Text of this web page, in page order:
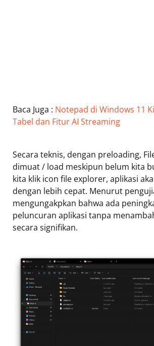
Baca Juga : Notepad di Windows 11
Tabel dan Fitur AI Streaming
Secara teknis, dengan preloading,
dimuat / load meskipun belum kita
kita klik icon file explorer, aplikasi
dengan lebih cepat. Menurut
mengungakpkan bahwa ada
peluncuran aplikasi tanpa
secara signifikan.